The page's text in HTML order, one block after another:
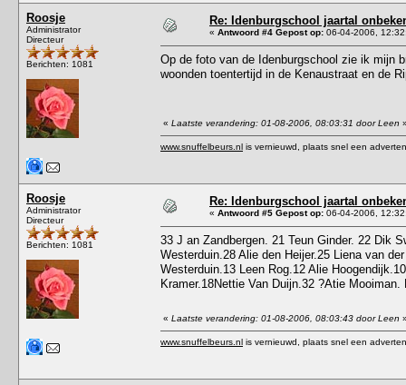
Roosje
Administrator
Directeur
Berichten: 1081
Re: Idenburgschool jaartal
« Antwoord #4 Gepost op: 06-04-2006,
Op de foto van de Idenburgschool zie ik mijn
woonden toentertijd in de Kenaustraat en de
« Laatste verandering: 01-08-2006, 08:03:31 door Leen
www.snuffelbeurs.nl is vernieuwd, plaats snel een
Roosje
Administrator
Directeur
Berichten: 1081
Re: Idenburgschool jaartal
« Antwoord #5 Gepost op: 06-04-2006,
33 J an Zandbergen. 21 Teun Ginder. 22 Dik
Westerduin.28 Alie den Heijer.25 Liena van
Westerduin.13 Leen Rog.12 Alie
Kramer.18Nettie Van Duijn.32 ?Atie Mooiman.
« Laatste verandering: 01-08-2006, 08:03:43 door Leen
www.snuffelbeurs.nl is vernieuwd, plaats snel een